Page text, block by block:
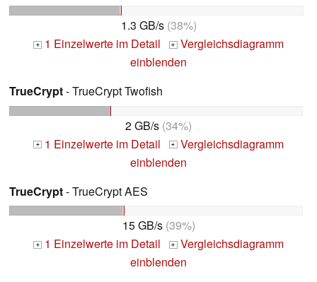
1.3 GB/s(38%)
+ 1 Einzelwerte im Detail + Vergleichsdiagramm
einblenden
TrueCrypt- TrueCrypt Twofish
2 GB/s (34%)
+ 1 Einzelwerte im Detail + Vergleichsdiagramm
einblenden
TrueCrypt- TrueCrypt AES
15 GB/s(39%)
+ 1 Einzelwerte im Detail + Vergleichsdiagramm
einblenden